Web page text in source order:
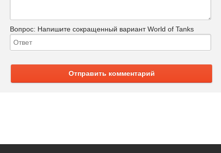
Вопрос: Напишите сокращенный вариант World of Tanks
Отправить комментарий